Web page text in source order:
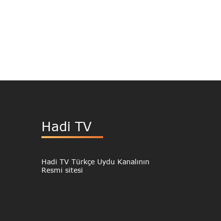
Hadi TV
Hadi TV Türkçe Uydu Kanalının
Resmi sitesi